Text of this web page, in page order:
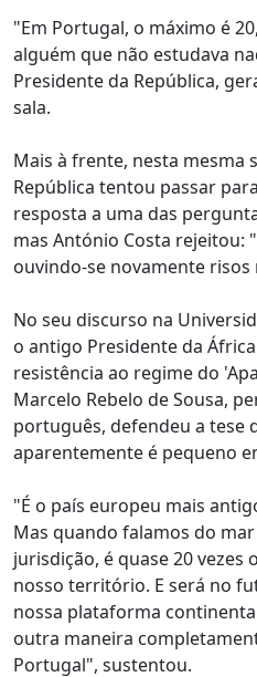
"Em Portugal, o máximo é
alguém que não estudava
Presidente da República,
sala.
Mais à frente, nesta mesma
República tentou passar
resposta a uma das
mas António Costa rejeitou:
ouvindo-se novamente risos
No seu discurso na
o antigo Presidente da
resistência ao regime do
Marcelo Rebelo de Sousa,
português, defendeu a tese
aparentemente é pequeno
"É o país europeu mais
Mas quando falamos do
jurisdição, é quase 20
nosso território. E será no
nossa plataforma
outra maneira
Portugal", sustentou.